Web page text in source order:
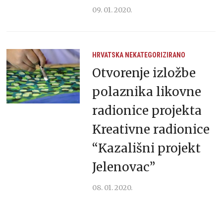
09. 01. 2020.
HRVATSKA NEKATEGORIZIRANO
Otvorenje izložbe
polaznika likovne
radionice projekta
Kreativne radionice
“Kazališni projekt
Jelenovac”
08. 01. 2020.